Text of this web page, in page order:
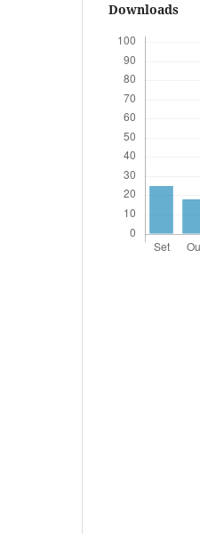
Downloads